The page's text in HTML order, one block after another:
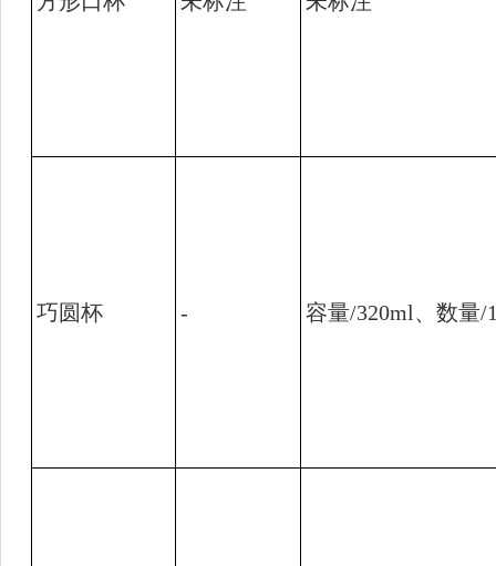
巧圆杯 - 容量/320ml、数量/